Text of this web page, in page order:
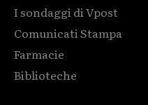
I sondaggi di Vpost
Comunicati Stampa
Farmacie
Biblioteche